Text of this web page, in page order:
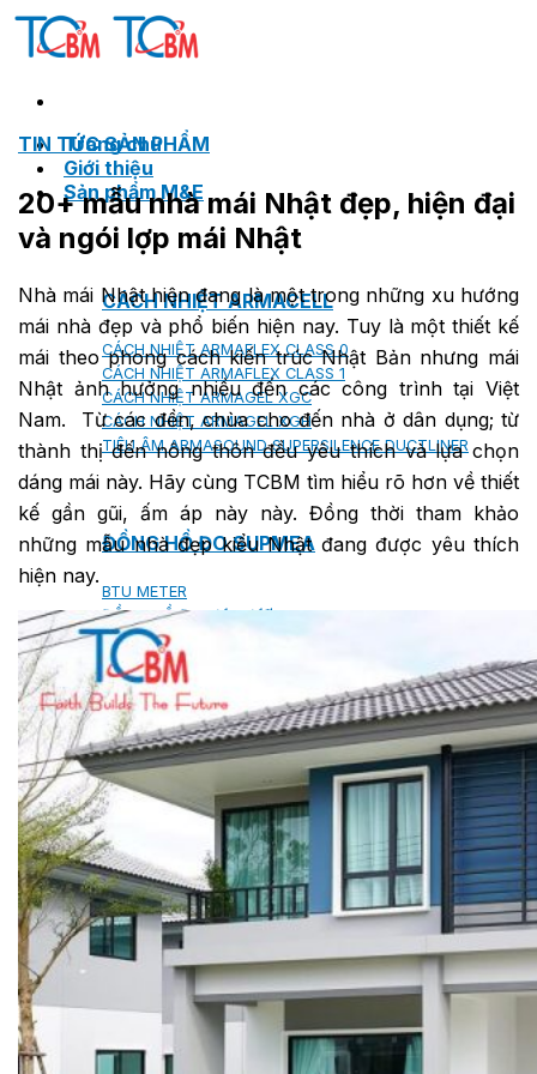
Skip
Trang chủ
Giới thiệu
Sản phẩm M&E
CÁCH NHIỆT ARMACELL
CÁCH NHIỆT ARMAFLEX CLASS 0
CÁCH NHIỆT ARMAFLEX CLASS 1
CÁCH NHIỆT ARMAGEL XGC
CÁCH NHIỆT ARMAGEL XGH
TIÊU ÂM ARMASOUND SUPERSILENCE DUCTLINER
ĐỒNG HỒ ĐO SUPMEA
BTU METER
ĐỒNG HỒ ĐO LƯU LƯỢNG LDG-SUP
CẢM BIẾN NHIỆT ĐỘ SUP-WZPK
LƯU LƯỢNG KẾ ĐIỆN TỪ LDGC-SUP
ỐNG MỀM NỐI ĐẦU PHUN SPRINKLER
FLEXDROP YONG WON
SƠN CHỐNG CHÁY FLAMEBAR BW11
RON CHỐNG CHÁY
KEO ACRYLIC SEALANT
Sản phẩm Kiến trúc
TIN TỨC SẢN PHẨM
20+ mẫu nhà mái Nhật đẹp, hiện đại
và ngói lợp mái Nhật
Nhà mái Nhật hiện đang là một trong những xu hướng
mái nhà đẹp và phổ biến hiện nay. Tuy là một thiết kế
mái theo phong cách kiến trúc Nhật Bản nhưng mái
Nhật ảnh hưởng nhiều đến các công trình tại Việt
Nam. Từ các đền, chùa cho đến nhà ở dân dụng; từ
thành thị đến nông thôn đều yêu thích và lựa chọn
dáng mái này. Hãy cùng TCBM tìm hiểu rõ hơn về thiết
kế gần gũi, ấm áp này này. Đồng thời tham khảo
những mẫu nhà đẹp kiểu Nhật đang được yêu thích
hiện nay.